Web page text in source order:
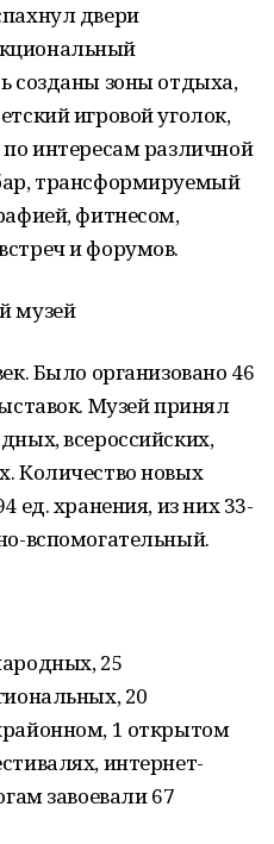
двери
созданы зоны отдыха,
игровой уголок,
интересам различной
трансформируемый
фитнесом,
и форумов.
музей
Было организовано 46
Музей принял
всероссийских,
Количество новых
ед. хранения, из них 33-
вспомогательный.
25
20
1 открытом
интернет-
завоевали 67